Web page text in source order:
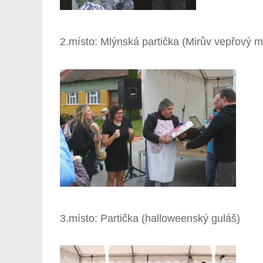
2.místo: Mlýnská partička (Mirův vepřový
3.místo: Partička (halloweenský guláš)